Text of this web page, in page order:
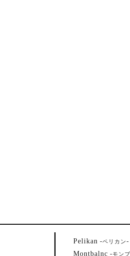
Pelikan -ペリカン-
Montbalnc -モン